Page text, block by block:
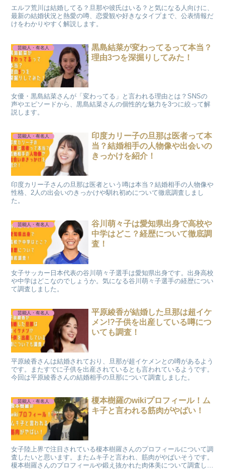
エルフ荒川は結婚してる？旦那や彼氏はいる？と気になる人向けに、
最新の結婚状況と熱愛の噂、恋愛観や好きなタイプまで、公表情報だ
けをわかりやすく解説します。
芸能人・有名人
黒島結菜が変わってるって本当？
理由3つを深掘りしてみた！
女優・黒島結菜さんが「変わってる」と言われる理由とは？SNSの
声やエピソードから、黒島結菜さんの個性的な魅力を3つに絞って解
説します。
芸能人・有名人
印度カリー子の旦那は医者って本
当？結婚相手の人物像や出会いの
きっかけを紹介！
印度カリー子さんの旦那は医者という噂は本当？結婚相手の人物像や
性格、2人の出会いのきっかけや馴れ初めについて徹底調査しまし
た。
芸能人・有名人
谷川萌々子は愛知県出身で高校や
中学はどこ？経歴について徹底調
査！
女子サッカー日本代表の谷川萌々子選手は愛知県出身です。出身高校
や中学はどこなのでしょうか。気になる谷川萌々子選手の経歴につい
て調査しました。
芸能人・有名人
平原綾香が結婚した旦那は超イケ
メン!?子供を出産している噂につ
いても調査！
平原綾香さんは結婚されており、旦那が超イケメンとの噂があるよう
です。またすでに子供を出産されているとも言われているようです。
今回は平原綾香さんの結婚相手の旦那について調査しました。
芸能人・有名人
榎本樹羅のwikiプロフィール！ム
キ子と言われる筋肉がやばい！
女子陸上界で注目されている榎本樹羅さんのプロフィールについて調
査したいと思います。またムキ子と言われ、筋肉がやばいそうです。
榎本樹羅さんのプロフィールや鍛え抜かれた肉体美について調査した